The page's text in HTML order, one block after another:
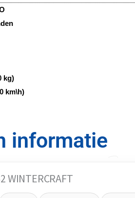
kg)
km\h)
informatie
WINTERCRAFT